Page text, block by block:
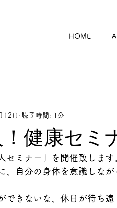
HOME
健康セミ
12日 読了時間: 1分
セミナー」を開催致します
、自分の身体を意識しな
できないな、休日が待ち